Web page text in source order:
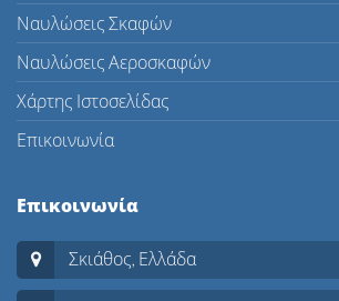
Ναυλώσεις Σκαφών
Ναυλώσεις Αεροσκαφών
Χάρτης Ιστοσελίδας
Επικοινωνία
Επικοινωνία
Σκιάθος, Ελλάδα